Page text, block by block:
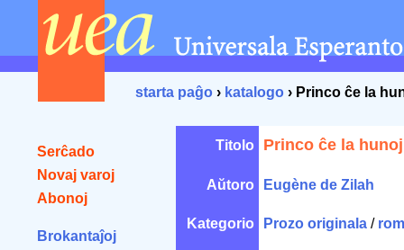
starta paĝo › katalogo › Princo ĉe la
Serĉado
Novaj varoj
Abonoj
Brokantaĵoj
Titolo Princo ĉe la
Aŭtoro Eugène de Zilah
Kategorio Prozo originala /